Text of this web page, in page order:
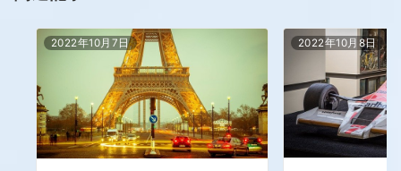
2022年10月7日 2022年10月8日